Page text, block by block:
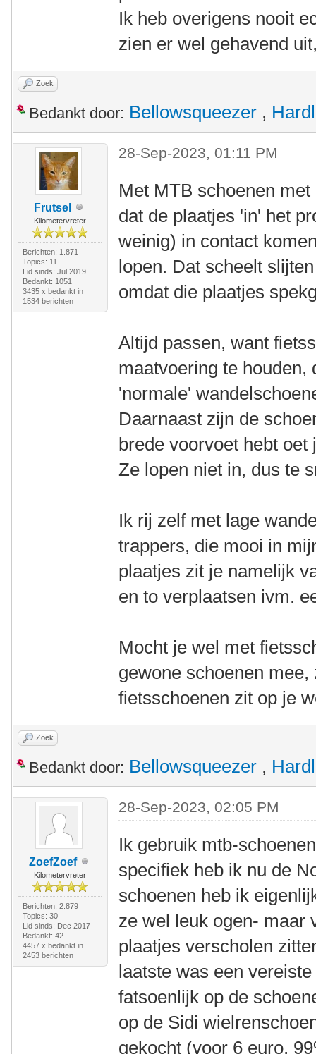
Ik heb overigens nooit
zien er wel gehavend
Zoek
Bedankt door: Bellowsqueezer ,
Frutsel
Kilometervreter
Berichten: 1.871
Topics: 11
Lid sinds: Jul 2019
Bedankt: 1051
3435 x bedankt in
1534 berichten
28-Sep-2023, 01:11 PM
Met MTB schoenen
dat de plaatjes 'in' het
weinig) in contact
lopen. Dat scheelt
omdat die plaatjes
Altijd passen, want
maatvoering te
'normale'
Daarnaast zijn de
brede voorvoet hebt
Ze lopen niet in, dus te
Ik rij zelf met lage
trappers, die mooi in
plaatjes zit je namelijk
en to verplaatsen ivm.
Mocht je wel met
gewone schoenen
fietsschoenen zit op je
Zoek
Bedankt door: Bellowsqueezer ,
ZoefZoef
Kilometervreter
Berichten: 2.879
Topics: 30
Lid sinds: Dec 2017
Bedankt: 42
4457 x bedankt in
2453 berichten
28-Sep-2023, 02:05 PM
Ik gebruik mtb-
specifiek heb ik nu de
schoenen heb ik
ze wel leuk ogen- maar
plaatjes verscholen
laatste was een
fatsoenlijk op de
op de Sidi
gekocht (voor 6 euro,